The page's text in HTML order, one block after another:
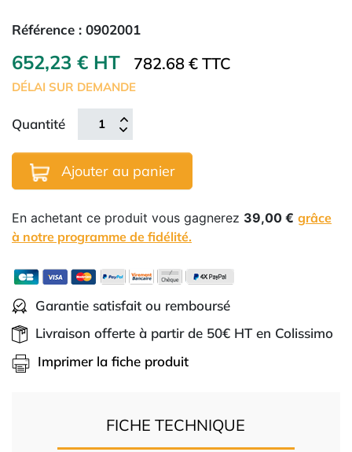
Référence : 0902001
652,23 € HT 782.68 € TTC
DÉLAI SUR DEMANDE
Quantité
Ajouter au panier
En achetant ce produit vous gagnerez 39,00 € grâce
à notre programme de fidélité.
Garantie satisfait ou remboursé
Livraison offerte à partir de 50€ HT en Colissimo
Imprimer la fiche produit
FICHE TECHNIQUE